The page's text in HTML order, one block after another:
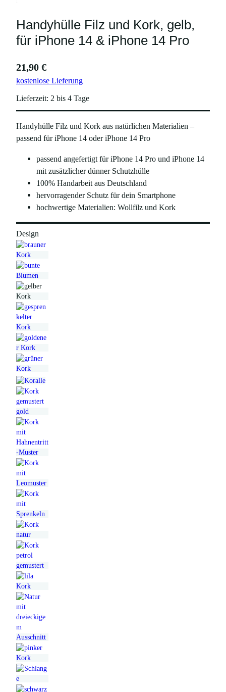
Handyhülle Filz und Kork, gelb,
für iPhone 14 & iPhone 14 Pro
21,90 €
kostenlose Lieferung
Lieferzeit: 2 bis 4 Tage
Handyhülle Filz und Kork aus natürlichen Materialien –
passend für iPhone 14 oder iPhone 14 Pro
passend angefertigt für iPhone 14 Pro und iPhone 14
mit zusätzlicher dünner Schutzhülle
100% Handarbeit aus Deutschland
hervorragender Schutz für dein Smartphone
hochwertige Materialien: Wollfilz und Kork
Design